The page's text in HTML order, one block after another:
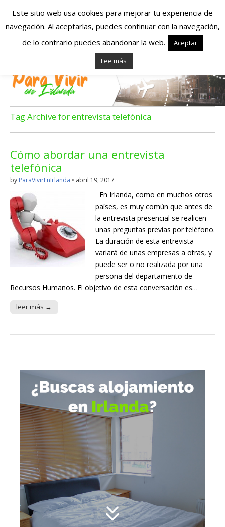
Españoles en
Irlanda – Vivir en
Irlanda – Trabajo
en Irlanda –
Alojamiento en
Irlanda
Blog dedicado a los que viven, estudian y trabajan en
Irlanda!
Tag Archive for entrevista telefónica
Cómo abordar una entrevista
telefónica
by ParaVivirEnIrlanda • abril 19, 2017
En Irlanda, como en muchos otros
países, es muy común que antes de
la entrevista presencial se realicen
unas preguntas previas por teléfono.
La duración de esta entrevista
variará de unas empresas a otras, y
puede ser o no realizada por una
persona del departamento de
Recursos Humanos. El objetivo de esta conversación es…
leer más →
Este sitio web usa cookies para mejorar tu experiencia de
navegación. Al aceptarlas, puedes continuar con la navegación,
de lo contrario puedes abandonar la web.
Aceptar
Lee más